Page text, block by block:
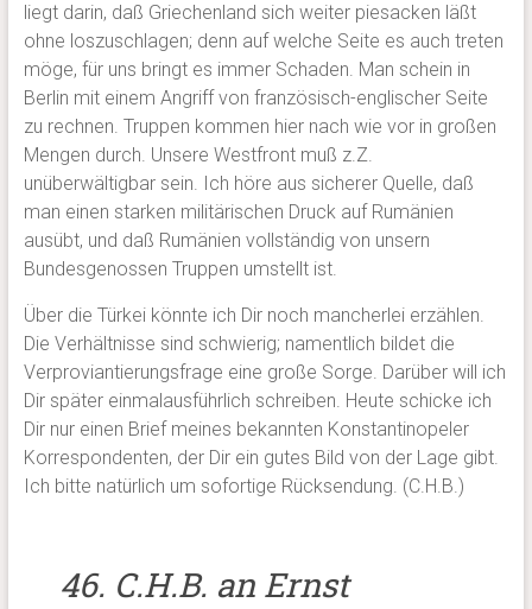
liegt darin, daß Griechenland sich weiter piesacken läßt
ohne loszuschlagen; denn auf welche Seite es auch treten
möge, für uns bringt es immer Schaden. Man schein in
Berlin mit einem Angriff von französisch-englischer Seite
zu rechnen. Truppen kommen hier nach wie vor in großen
Mengen durch. Unsere Westfront muß z.Z.
unüberwältigbar sein. Ich höre aus sicherer Quelle, daß
man einen starken militärischen Druck auf Rumänien
ausübt, und daß Rumänien vollständig von unsern
Bundesgenossen Truppen umstellt ist.
Über die Türkei könnte ich Dir noch mancherlei erzählen.
Die Verhältnisse sind schwierig; namentlich bildet die
Verproviantierungsfrage eine große Sorge. Darüber will ich
Dir später einmalausführlich schreiben. Heute schicke ich
Dir nur einen Brief meines bekannten Konstantinopeler
Korrespondenten, der Dir ein gutes Bild von der Lage gibt.
Ich bitte natürlich um sofortige Rücksendung. (C.H.B.)
46. C.H.B. an Ernst